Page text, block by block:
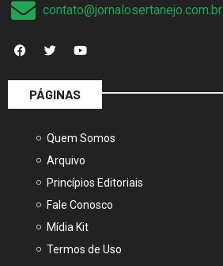
contato@jornalosertanejo.com.br
PÁGINAS
Quem Somos
Arquivo
Princípios Editoriais
Fale Conosco
Mídia Kit
Termos de Uso